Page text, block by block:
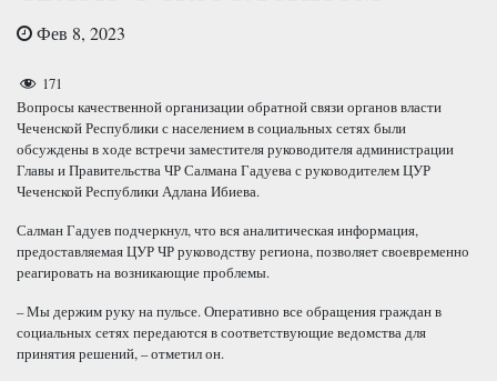
Фев 8, 2023
171
Вопросы качественной организации обратной связи органов власти
Чеченской Республики с населением в социальных сетях были
обсуждены в ходе встречи заместителя руководителя администрации
Главы и Правительства ЧР Салмана Гадуева с руководителем ЦУР
Чеченской Республики Адлана Ибиева.
Салман Гадуев подчеркнул, что вся аналитическая информация,
предоставляемая ЦУР ЧР руководству региона, позволяет своевременно
реагировать на возникающие проблемы.
– Мы держим руку на пульсе. Оперативно все обращения граждан в
социальных сетях передаются в соответствующие ведомства для
принятия решений, – отметил он.